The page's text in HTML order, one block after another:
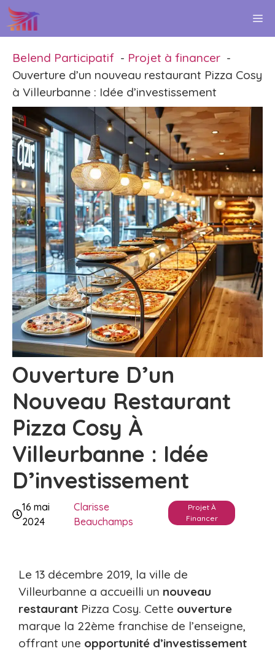
Aller
au
Belend Participatif
Projet à financer
Ouverture d’un nouveau restaurant Pizza Cosy
à Villeurbanne : Idée d’investissement
Ouverture D’un
Nouveau Restaurant
Pizza Cosy À
Villeurbanne : Idée
D’investissement
16 mai
2024
Clarisse
Beauchamps
Projet À
Financer
Le 13 décembre 2019, la ville de
Villeurbanne a accueilli un nouveau
restaurant Pizza Cosy. Cette ouverture
marque la 22ème franchise de l’enseigne,
offrant une opportunité d’investissement